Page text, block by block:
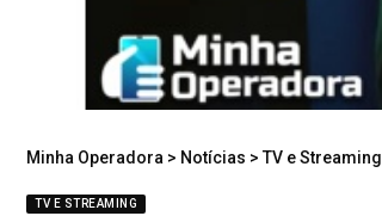
Minha Operadora > Notícias > TV e Streaming
TV E STREAMING